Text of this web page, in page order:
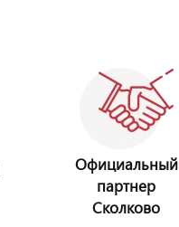
Официальный
партнер
Сколково